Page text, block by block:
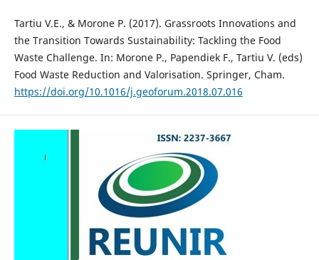
Tartiu V.E., & Morone P. (2017). Grassroots Innovations and
the Transition Towards Sustainability: Tackling the Food
Waste Challenge. In: Morone P., Papendiek F., Tartiu V. (eds)
Food Waste Reduction and Valorisation. Springer, Cham.
https://doi.org/10.1016/j.geoforum.2018.07.016